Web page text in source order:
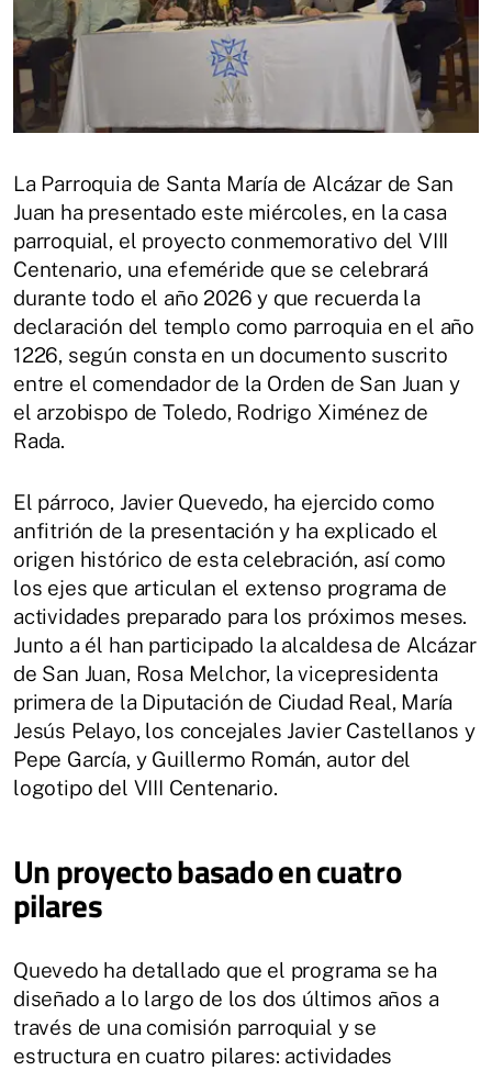
La Parroquia de Santa María de Alcázar de San
Juan ha presentado este miércoles, en la casa
parroquial, el proyecto conmemorativo del VIII
Centenario, una efeméride que se celebrará
durante todo el año 2026 y que recuerda la
declaración del templo como parroquia en el año
1226, según consta en un documento suscrito
entre el comendador de la Orden de San Juan y
el arzobispo de Toledo, Rodrigo Ximénez de
Rada.
El párroco, Javier Quevedo, ha ejercido como
anfitrión de la presentación y ha explicado el
origen histórico de esta celebración, así como
los ejes que articulan el extenso programa de
actividades preparado para los próximos meses.
Junto a él han participado la alcaldesa de Alcázar
de San Juan, Rosa Melchor, la vicepresidenta
primera de la Diputación de Ciudad Real, María
Jesús Pelayo, los concejales Javier Castellanos y
Pepe García, y Guillermo Román, autor del
logotipo del VIII Centenario.
Un proyecto basado en cuatro
pilares
Quevedo ha detallado que el programa se ha
diseñado a lo largo de los dos últimos años a
través de una comisión parroquial y se
estructura en cuatro pilares: actividades